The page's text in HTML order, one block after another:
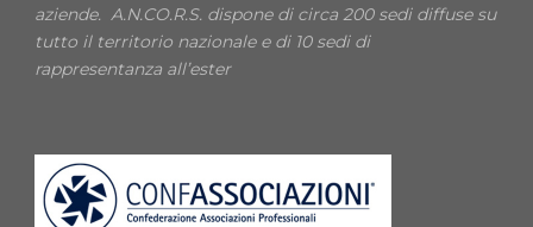
aziende. A.N.CO.R.S. dispone di circa 200 sedi diffuse su
tutto il territorio nazionale e di 10 sedi di
rappresentanza all’ester